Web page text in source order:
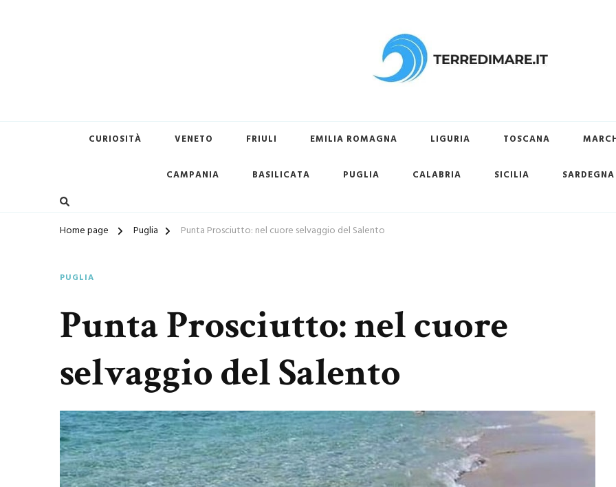
CURIOSITÀ VENETO FRIULI EMILIA ROMAGNA LIGURIA TOSCANA
CAMPANIA BASILICATA PUGLIA CALABRIA SICILIA SARDEGNA
Home page Puglia Punta Prosciutto: nel cuore selvaggio del Salento
PUGLIA
Punta Prosciutto: nel cuore
selvaggio del Salento